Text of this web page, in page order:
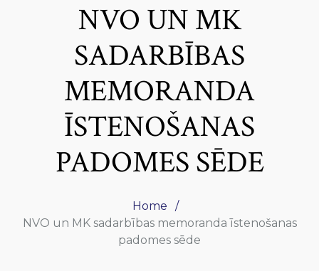
NVO UN MK
SADARBĪBAS
MEMORANDA
ĪSTENOŠANAS
PADOMES SĒDE
Home
NVO un MK sadarbības memoranda īstenošanas
padomes sēde